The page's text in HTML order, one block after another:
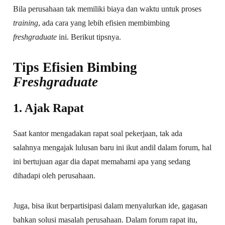
Bila perusahaan tak memiliki biaya dan waktu untuk proses
training, ada cara yang lebih efisien membimbing
freshgraduate ini. Berikut tipsnya.
Tips Efisien Bimbing
Freshgraduate
1. Ajak Rapat
Saat kantor mengadakan rapat soal pekerjaan, tak ada
salahnya mengajak lulusan baru ini ikut andil dalam forum, hal
ini bertujuan agar dia dapat memahami apa yang sedang
dihadapi oleh perusahaan.
Juga, bisa ikut berpartisipasi dalam menyalurkan ide, gagasan
bahkan solusi masalah perusahaan. Dalam forum rapat itu,